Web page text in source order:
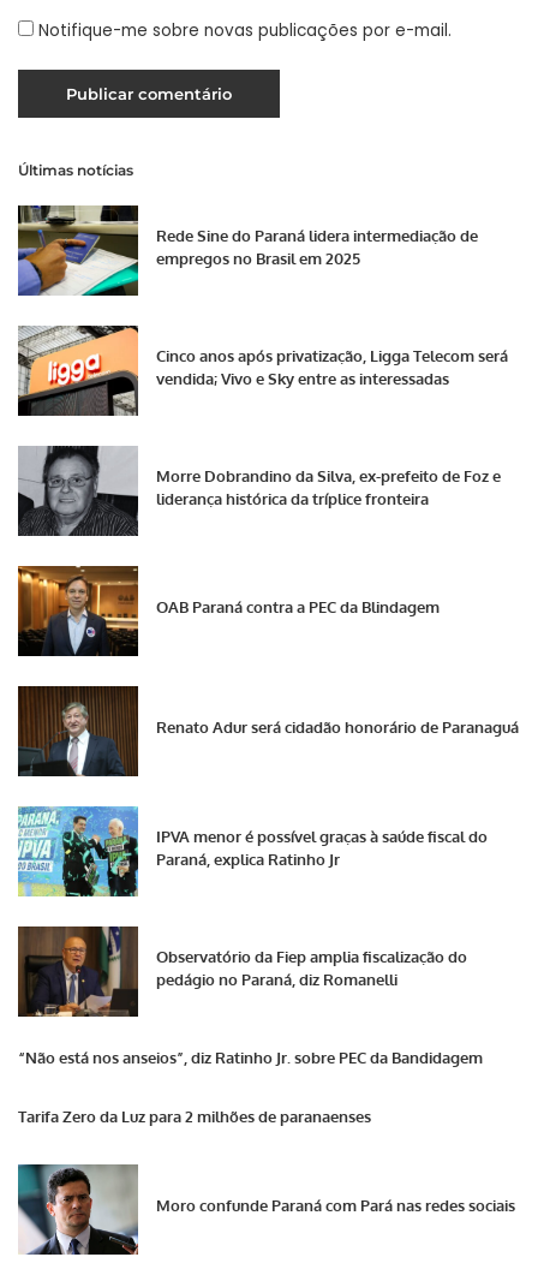
Notifique-me sobre novas publicações por e-mail.
Últimas notícias
Rede Sine do Paraná lidera intermediação de
empregos no Brasil em 2025
Cinco anos após privatização, Ligga Telecom será
vendida; Vivo e Sky entre as interessadas
Morre Dobrandino da Silva, ex-prefeito de Foz e
liderança histórica da tríplice fronteira
OAB Paraná contra a PEC da Blindagem
Renato Adur será cidadão honorário de Paranaguá
IPVA menor é possível graças à saúde fiscal do
Paraná, explica Ratinho Jr
Observatório da Fiep amplia fiscalização do
pedágio no Paraná, diz Romanelli
“Não está nos anseios”, diz Ratinho Jr. sobre PEC da Bandidagem
Tarifa Zero da Luz para 2 milhões de paranaenses
Moro confunde Paraná com Pará nas redes sociais